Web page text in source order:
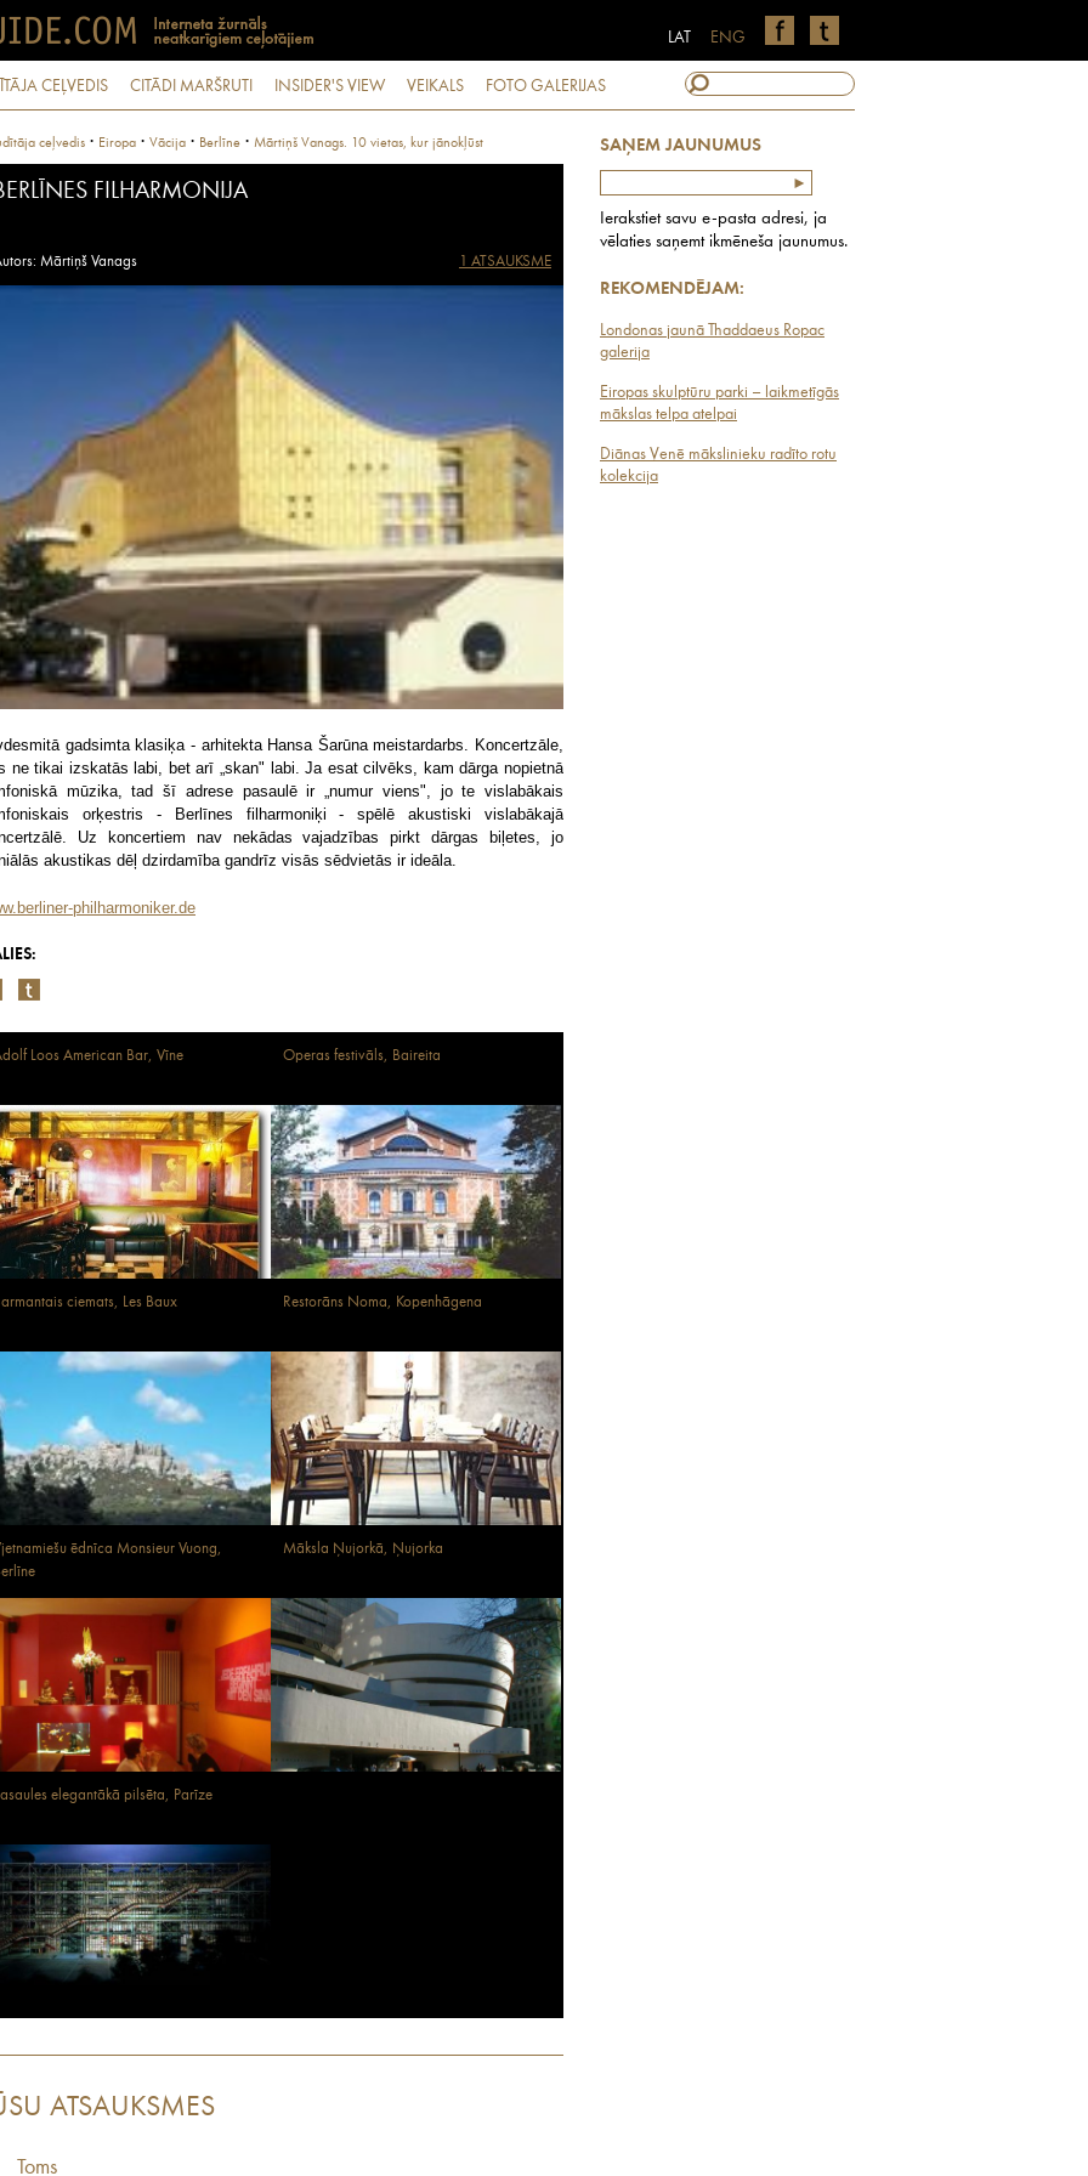
ENG
LAT
CEĻVEDIS CITĀDI MARŠRUTI INSIDER'S VIEW VEIKALS FOTO GALERIJAS
SAŅEM JAUNUMUS
Ierakstiet savu e-pasta adresi, ja
vēlaties saņemt ikmēneša jaunumus.
REKOMENDĒJAM:
Londonas jaunā Thaddaeus Ropac
galerija
Eiropas skulptūru parki – laikmetīgās
mākslas telpa atelpai
Diānas Venē mākslinieku radīto rotu
kolekcija
ceļvedis · Eiropa · Vācija · Berlīne · Mārtiņš Vanags. 10 vietas, kur jānokļūst
FILHARMONIJA
Mārtiņš Vanags 1 ATSAUKSME
gadsimta klasiķa - arhitekta Hansa Šarūna meistardarbs. Koncertzāle,
ne tikai izskatās labi, bet arī „skan" labi. Ja esat cilvēks, kam dārga nopietnā
mūzika, tad šī adrese pasaulē ir „numur viens", jo te vislabākais
orķestris - Berlīnes filharmoniķi - spēlē akustiski vislabākajā
Uz koncertiem nav nekādas vajadzības pirkt dārgas biļetes, jo
akustikas dēļ dzirdamība gandrīz visās sēdvietās ir ideāla.
philharmoniker.de
Loos American Bar, Vīne Operas festivāls, Baireita
ciemats, Les Baux Restorāns Noma, Kopenhāgena
ēdnīca Monsieur Vuong,
Māksla Ņujorkā, Ņujorka
elegantākā pilsēta, Parīze
ATSAUKSMES
Toms